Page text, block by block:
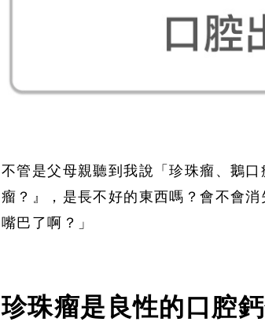
不管是父母親聽到我說「珍珠瘤、鵝
瘤？』，是長不好的東西嗎？會不會
嘴巴了啊？」
珍珠瘤是良性的口腔